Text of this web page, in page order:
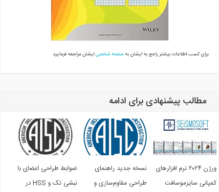
برای کسب اطلاعات بیشتر راجع به ایشان بهصفحه شخصیایشان مراجعه فرمایید
مطالب پیشنهادی برای ادامه
ورژن ۲۰۲۴ نرم افزارهای
سایزموسافت
نسخه جدید راهنمای
طراحی مقاوم‌سازی و
ضوابط طراحی اعضای با
نبشی تک و HSS در